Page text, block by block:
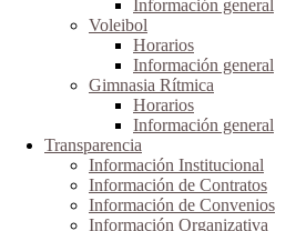
Información general
Voleibol
Horarios
Información general
Gimnasia Rítmica
Horarios
Información general
Transparencia
Información Institucional
Información de Contratos
Información de Convenios
Información Organizativa